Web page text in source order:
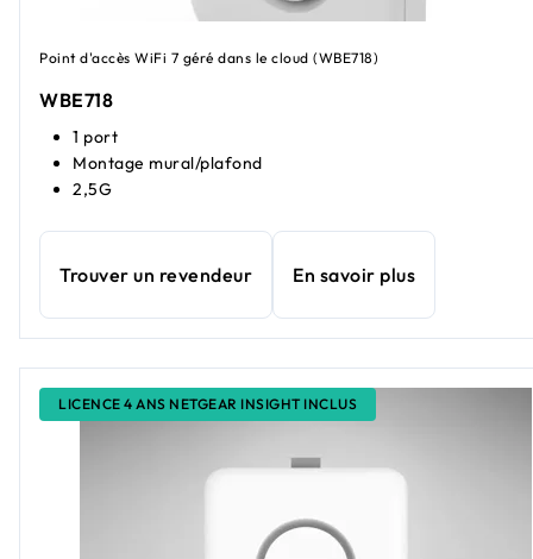
Point d'accès WiFi 7 géré dans le cloud (WBE718)
WBE718
1 port
Montage mural/plafond
2,5G
Trouver un revendeur En savoir plus
LICENCE 4 ANS NETGEAR INSIGHT INCLUS